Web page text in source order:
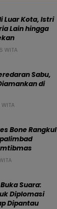
Luar Kota, Istri
Lain hingga
WITA
Sabu,
di
Bone Rangkul
Suara:
Diplomasi
Dipantau